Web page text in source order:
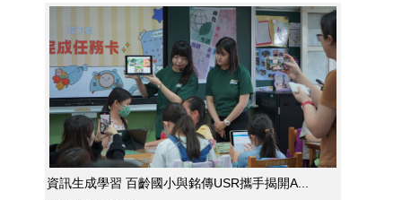
資訊生成學習 百齡國小與銘傳USR攜手揭開A...